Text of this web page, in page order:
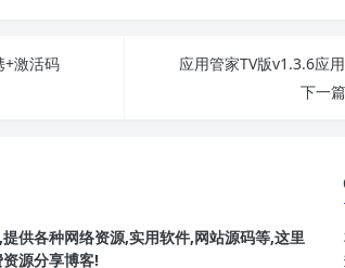
+激活码
应用管家TV版v1.3.6应
下一篇
供各种网络资源,实用软件,网站源码等,这里
源分享博客!